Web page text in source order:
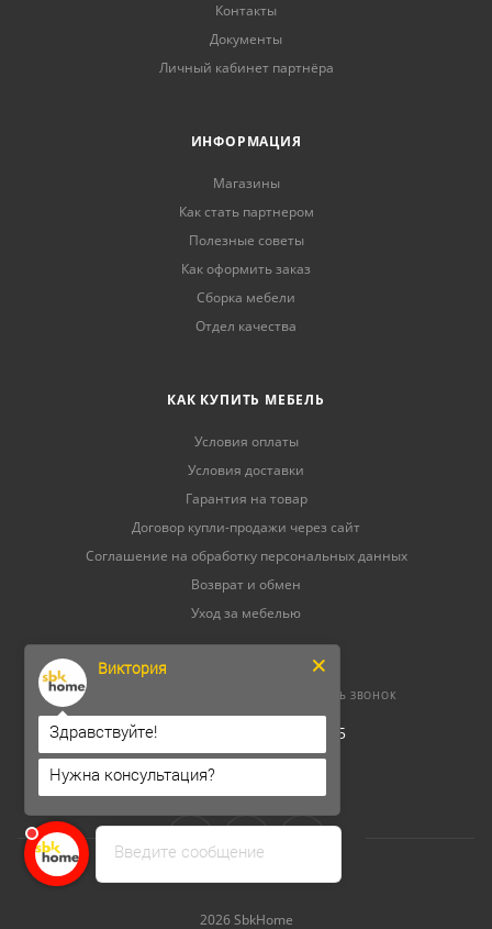
Контакты
Документы
Личный кабинет партнёра
ИНФОРМАЦИЯ
Магазины
Как стать партнером
Полезные советы
Как оформить заказ
Сборка мебели
Отдел качества
КАК КУПИТЬ МЕБЕЛЬ
Условия оплаты
Условия доставки
Гарантия на товар
Договор купли-продажи через сайт
Соглашение на обработку персональных данных
Возврат и обмен
Уход за мебелью
ЗАКАЗАТЬ ЗВОНОК
ОГРНИП 304264520800165
ИНН 262300156302
2026 SbkHome
Введите сообщение
Виктория
Здравствуйте!
Нужна консультация?